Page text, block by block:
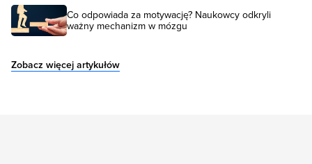
Co odpowiada za motywację? Naukowcy odkryli
ważny mechanizm w mózgu
Zobacz więcej artykułów